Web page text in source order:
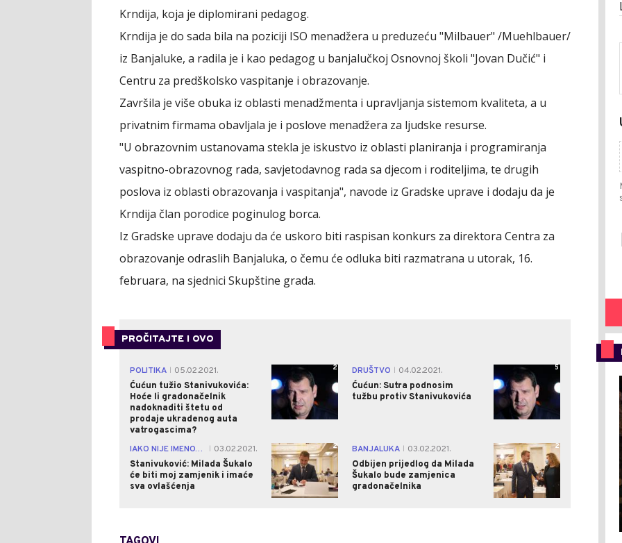
Krndija, koja je diplomirani pedagog.
Krndija je do sada bila na poziciji ISO menadžera u preduzeću "Milbauer" /Muehlbauer/
iz Banjaluke, a radila je i kao pedagog u banjalučkoj Osnovnoj školi "Jovan Dučić" i
Centru za predškolsko vaspitanje i obrazovanje.
Završila je više obuka iz oblasti menadžmenta i upravljanja sistemom kvaliteta, a u
privatnim firmama obavljala je i poslove menadžera za ljudske resurse.
"U obrazovnim ustanovama stekla je iskustvo iz oblasti planiranja i programiranja
vaspitno-obrazovnog rada, savjetodavnog rada sa djecom i roditeljima, te drugih
poslova iz oblasti obrazovanja i vaspitanja", navode iz Gradske uprave i dodaju da je
Krndija član porodice poginulog borca.
Iz Gradske uprave dodaju da će uskoro biti raspisan konkurs za direktora Centra za
obrazovanje odraslih Banjaluka, o čemu će odluka biti razmatrana u utorak, 16.
februara, na sjednici Skupštine grada.
PROČITAJTE I OVO
POLITIKA
05.02.2021.
Ćućun tužio Stanivukovića:
Hoće li gradonačelnik
nadoknaditi štetu od
prodaje ukradenog auta
vatrogascima?
2 DRUŠTVO
04.02.2021.
Ćućun: Sutra podnosim
tužbu protiv Stanivukovića
5
IAKO NIJE IMENOVANA
03.02.2021.
Stanivuković: Milada Šukalo
će biti moj zamjenik i imaće
sva ovlašćenja
2 BANJALUKA
03.02.2021.
Odbijen prijedlog da Milada
Šukalo bude zamjenica
gradonačelnika
2